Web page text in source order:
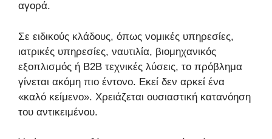
αγορά.
Σε ειδικούς κλάδους, όπως νομικές υπηρεσίες,
ιατρικές υπηρεσίες, ναυτιλία, βιομηχανικός
εξοπλισμός ή B2B τεχνικές λύσεις, το πρόβλημα
γίνεται ακόμη πιο έντονο. Εκεί δεν αρκεί ένα
«καλό κείμενο». Χρειάζεται ουσιαστική κατανόηση
του αντικειμένου.